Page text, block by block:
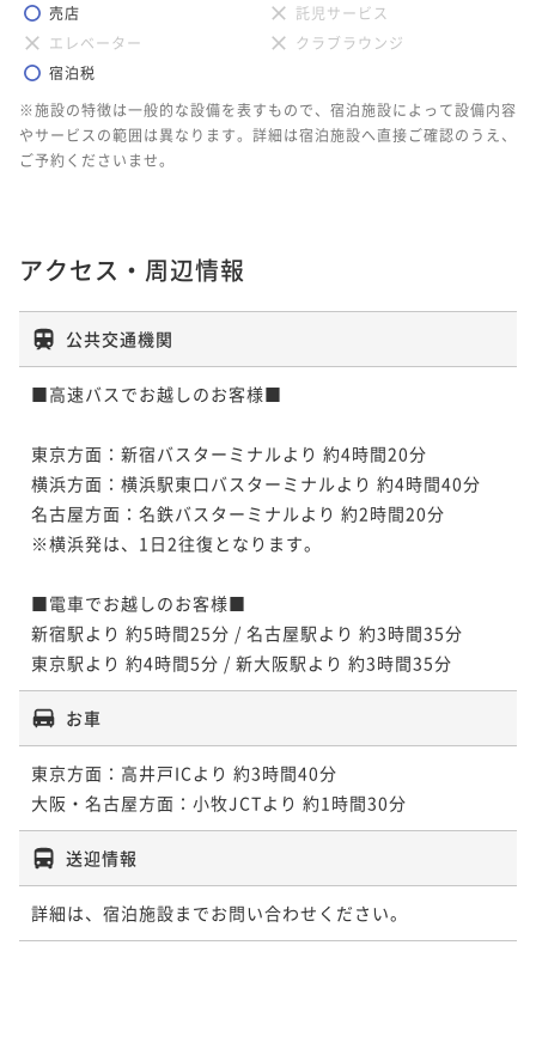
売店
託児サービス
エレベーター
クラブラウンジ
宿泊税
※施設の特徴は一般的な設備を表すもので、宿泊施設によって設備内容
やサービスの範囲は異なります。詳細は宿泊施設へ直接ご確認のうえ、
ご予約くださいませ。
アクセス・周辺情報
公共交通機関
■高速バスでお越しのお客様■
東京方面：新宿バスターミナルより 約4時間20分
横浜方面：横浜駅東口バスターミナルより 約4時間40分
名古屋方面：名鉄バスターミナルより 約2時間20分
※横浜発は、1日2往復となります。
■電車でお越しのお客様■
新宿駅より 約5時間25分 / 名古屋駅より 約3時間35分
東京駅より 約4時間5分 / 新大阪駅より 約3時間35分
お車
東京方面：高井戸ICより 約3時間40分
大阪・名古屋方面：小牧JCTより 約1時間30分
送迎情報
詳細は、宿泊施設までお問い合わせください。